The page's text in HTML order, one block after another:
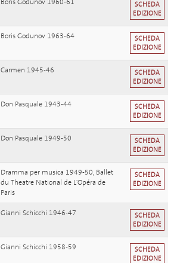
Boris Godunov 1960-61
SCHEDA
EDIZIONE
Boris Godunov 1963-64
SCHEDA
EDIZIONE
Carmen 1945-46
SCHEDA
EDIZIONE
Don Pasquale 1943-44
SCHEDA
EDIZIONE
Don Pasquale 1949-50
SCHEDA
EDIZIONE
Dramma per musica 1949-50, Ballet
du Theatre National de L'Opéra de
Paris
SCHEDA
EDIZIONE
Gianni Schicchi 1946-47
SCHEDA
EDIZIONE
Gianni Schicchi 1958-59
SCHEDA
EDIZIONE